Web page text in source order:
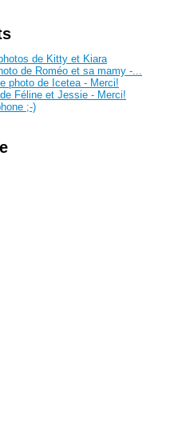
de Kitty et Kiara
de Roméo et sa mamy -...
photo de Icetea - Merci!
Féline et Jessie - Merci!
;-)